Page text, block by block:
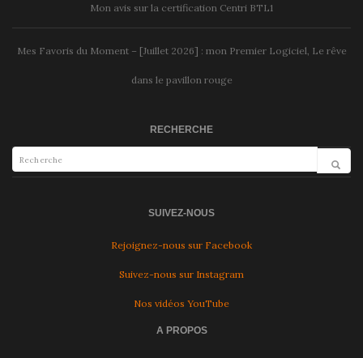
Mon avis sur la certification Centri BTL1
Mes Favoris du Moment – [Juillet 2026] : mon Premier Logiciel, Le rêve
dans le pavillon rouge
RECHERCHE
SUIVEZ-NOUS
Rejoignez-nous sur Facebook
Suivez-nous sur Instagram
Nos vidéos YouTube
A PROPOS